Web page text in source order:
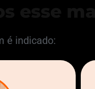
é indicado: